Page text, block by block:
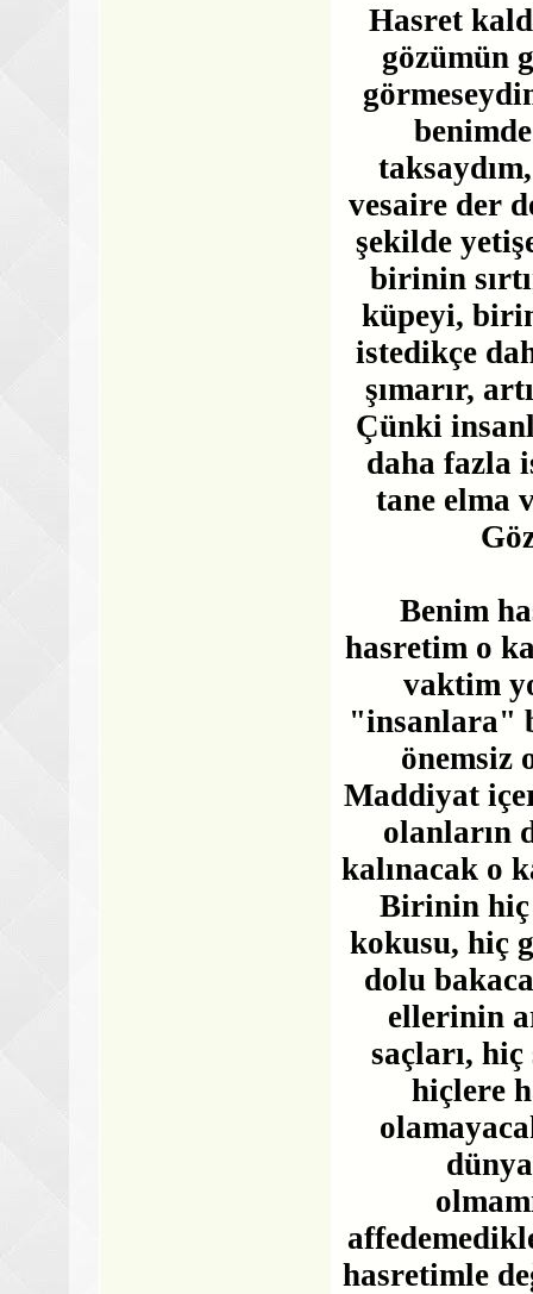
Hasret
gözümün
vesaire der
şekilde
birinin
küpeyi,
istedikçe
şımarır,
Çünki
daha fazla
tane elma
Benim
hasretim o
vaktim
"insanlara"
önemsiz
Maddiyat
olanların
kalınacak o
Birinin hiç
kokusu, hiç
dolu
ellerinin
saçları, hiç
hiçlere
hasretimle